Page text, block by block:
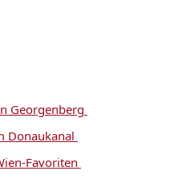
Georgenberg
Donaukanal
Favoriten